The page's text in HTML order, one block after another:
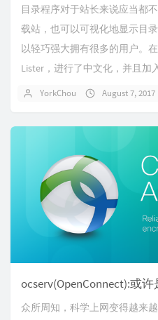
目录程序对于站长来说应当都
载站，也可以可视化地显示目
以轻巧强大拥有很多的用户。
Lister，进行了中文化，并且加
YorkChou August 7, 2017
ocserv(OpenConnect):或
众所周知，科学上网变得越来